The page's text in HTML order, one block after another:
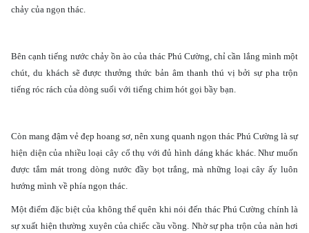
chảy của ngọn thác.
Bên cạnh tiếng nước chảy ồn ào của thác Phú Cường, chỉ cần lắng mình một
chút, du khách sẽ được thưởng thức bản âm thanh thú vị bởi sự pha trộn
tiếng róc rách của dòng suối với tiếng chim hót gọi bầy bạn.
Còn mang đậm vẻ đẹp hoang sơ, nên xung quanh ngọn thác Phú Cường là sự
hiện diện của nhiều loại cây cổ thụ với đủ hình dáng khác khác. Như muốn
được tắm mát trong dòng nước đầy bọt trắng, mà những loại cây ấy luôn
hướng mình về phía ngọn thác.
Một điểm đặc biệt của không thể quên khi nói đến thác Phú Cường chính là
sự xuất hiện thường xuyên của chiếc cầu vồng. Nhờ sự pha trộn của nàn hơi